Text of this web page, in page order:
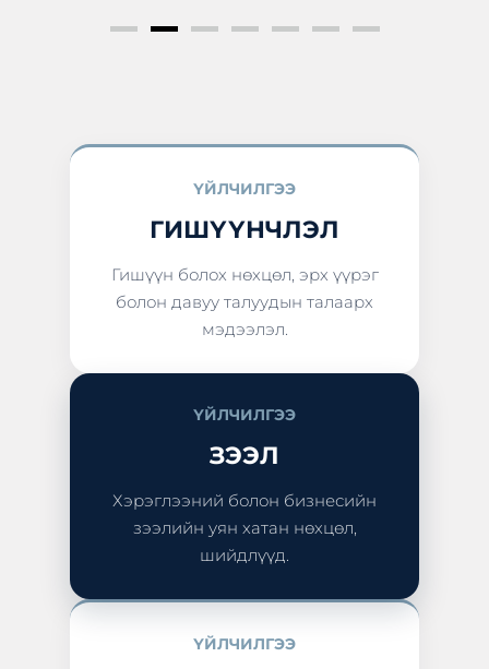
ҮЙЛЧИЛГЭЭ
ГИШҮҮНЧЛЭЛ
Гишүүн болох нөхцөл, эрх үүрэг
болон давуу талуудын талаарх
мэдээлэл.
ҮЙЛЧИЛГЭЭ
ЗЭЭЛ
Хэрэглээний болон бизнесийн
зээлийн уян хатан нөхцөл,
шийдлүүд.
ҮЙЛЧИЛГЭЭ